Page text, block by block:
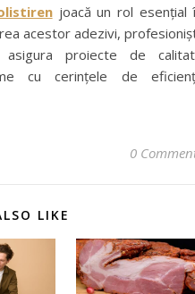
joacă un rol esențial
acestor adezivi,
proiecte de
cu cerințele de
0
LIKE